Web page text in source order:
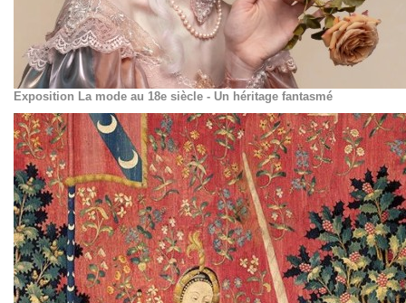
Exposition La mode au 18e siècle - Un héritage fantasmé